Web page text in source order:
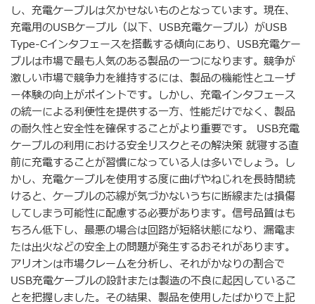
し、充電ケーブルは欠かせないものとなっています。現在、
充電用のUSBケーブル（以下、USB充電ケーブル）がUSB
Type-Cインタフェースを搭載する傾向にあり、USB充電ケー
ブルは市場で最も人気のある製品の一つになります。競争が
激しい市場で競争力を維持するには、製品の機能性とユーザ
ー体験の向上がポイントです。しかし、充電インタフェース
の統一による利便性を提供する一方、性能だけでなく、製品
の耐久性と安全性を確保することがより重要です。 USB充電
ケーブルの利用における安全リスクとその解決策 就寝する直
前に充電することが習慣になっている人は多いでしょう。し
かし、充電ケーブルを使用する度に曲げやねじれを長時間続
けると、ケーブルの芯線が気づかないうちに断線または損傷
してしまう可能性に配慮する必要があります。信号品質はも
ちろん低下し、最悪の場合は回路が短絡状態になり、漏電ま
たは出火などの安全上の問題が発生するおそれがあります。
アリオンは市場クレームを分析し、それがかなりの割合で
USB充電ケーブルの設計または製造の不良に起因しているこ
とを把握しました。その結果、製品を使用したばかりで上記